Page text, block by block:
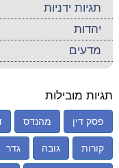
תגיות ידניות
יהדות
מדעים
תגיות מובילות
פסק דין מהנדס
קורות גובה גדר